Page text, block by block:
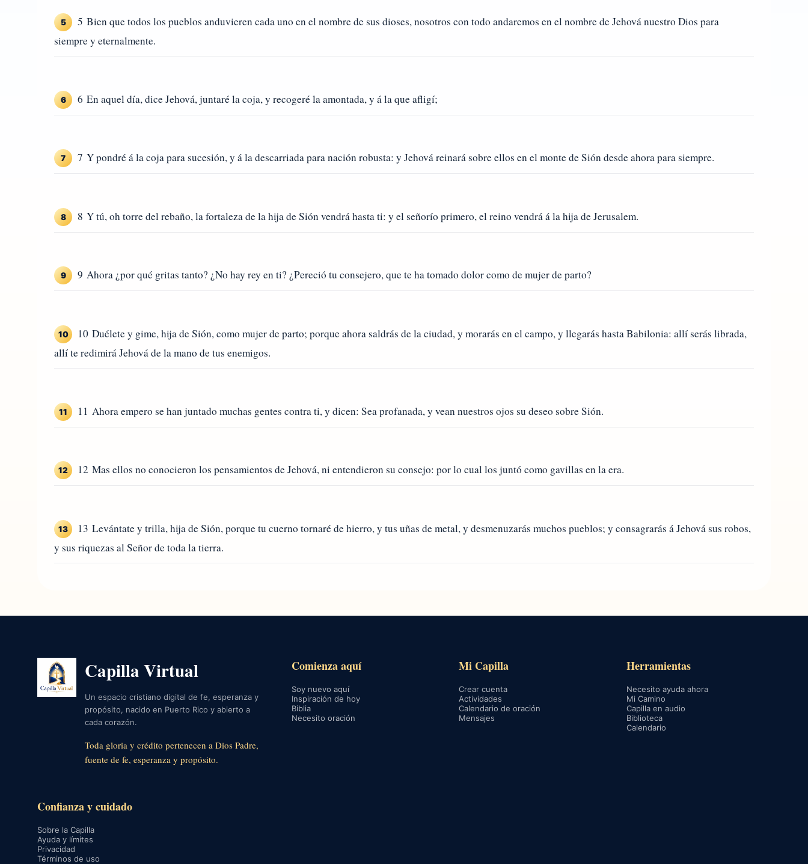
5
5 Bien que todos los pueblos anduvieren cada uno en el nombre de sus dioses, nosotros con todo andaremos en el nombre de Jehová nuestro Dios para
siempre y eternalmente.
6 6 En aquel día, dice Jehová, juntaré la coja, y recogeré la amontada, y á la que afligí;
7 7 Y pondré á la coja para sucesión, y á la descarriada para nación robusta: y Jehová reinará sobre ellos en el monte de Sión desde ahora para siempre.
8 8 Y tú, oh torre del rebaño, la fortaleza de la hija de Sión vendrá hasta ti: y el señorío primero, el reino vendrá á la hija de Jerusalem.
9 9 Ahora ¿por qué gritas tanto? ¿No hay rey en ti? ¿Pereció tu consejero, que te ha tomado dolor como de mujer de parto?
10
10 Duélete y gime, hija de Sión, como mujer de parto; porque ahora saldrás de la ciudad, y morarás en el campo, y llegarás hasta Babilonia: allí serás librada,
allí te redimirá Jehová de la mano de tus enemigos.
11 11 Ahora empero se han juntado muchas gentes contra ti, y dicen: Sea profanada, y vean nuestros ojos su deseo sobre Sión.
12 12 Mas ellos no conocieron los pensamientos de Jehová, ni entendieron su consejo: por lo cual los juntó como gavillas en la era.
13
13 Levántate y trilla, hija de Sión, porque tu cuerno tornaré de hierro, y tus uñas de metal, y desmenuzarás muchos pueblos; y consagrarás á Jehová sus robos,
y sus riquezas al Señor de toda la tierra.
Capilla Virtual
Un espacio cristiano digital de fe, esperanza y
propósito, nacido en Puerto Rico y abierto a
cada corazón.
Toda gloria y crédito pertenecen a Dios Padre,
fuente de fe, esperanza y propósito.
Comienza aquí
Soy nuevo aquí
Inspiración de hoy
Biblia
Necesito oración
Mi Capilla
Crear cuenta
Actividades
Calendario de oración
Mensajes
Herramientas
Necesito ayuda ahora
Mi Camino
Capilla en audio
Biblioteca
Calendario
Confianza y cuidado
Sobre la Capilla
Ayuda y límites
Privacidad
Términos de uso